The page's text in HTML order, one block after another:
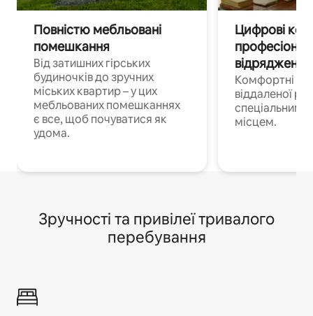
Повністю мебльовані
помешкання
Від затишних гірських
будиночків до зручних
міських квартир – у цих
мебльованих помешканнях
є все, щоб почуватися як
удома.
Цифрові
Комфортні
віддаленої
спеціальним
місцем.
Зручності та привілеї тривалого
перебування